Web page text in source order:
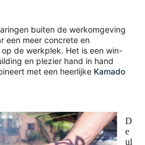
buiten de werkomgeving
een meer concrete en
de werkplek. Het is een win-
en plezier hand in hand
met een heerlijke Kamado
D
e
ul